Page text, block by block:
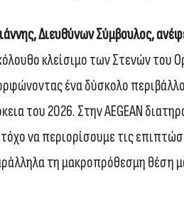
Διευθύνων Σύμβουλος,
κλείσιμο των Στενών του
ένα δύσκολο
του 2026. Στην AEGEAN
να περιορίσουμε τις
τη μακροπρόθεσμη θέση